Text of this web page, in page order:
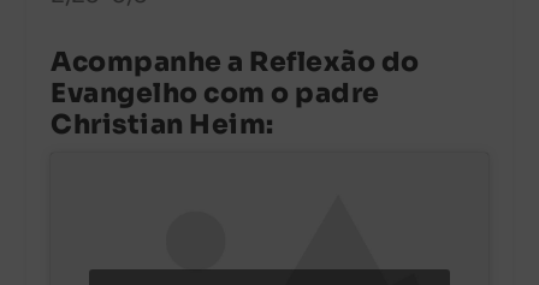
Acompanhe a Reflexão do
Evangelho com o padre
Christian Heim: